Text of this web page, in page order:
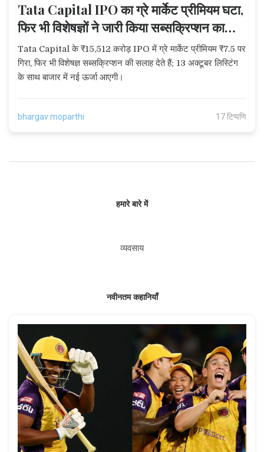
Tata Capital IPO का ग्रे मार्केट प्रीमियम घटा,
फिर भी विशेषज्ञों ने जारी किया सब्सक्रिप्शन का
सुझाव
Tata Capital के ₹15,512 करोड़ IPO में ग्रे मार्केट प्रीमियम ₹7.5 पर
गिरा, फिर भी विशेषज्ञ सब्सक्रिप्शन की सलाह देते हैं; 13 अक्टूबर लिस्टिंग
के साथ बाजार में नई ऊर्जा आएगी।
bhargav moparthi 17 टिप्पणि
हमारे बारे में
व्यवसाय
नवीनतम कहानियाँ